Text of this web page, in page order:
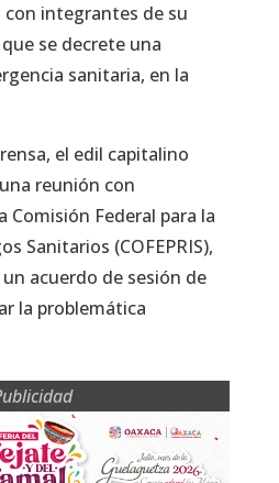
integrantes de su
se decrete una
sanitaria, en la
el edil capitalino
reunión con
Comisión Federal para la
Sanitarios (COFEPRIS),
acuerdo de sesión de
la problemática